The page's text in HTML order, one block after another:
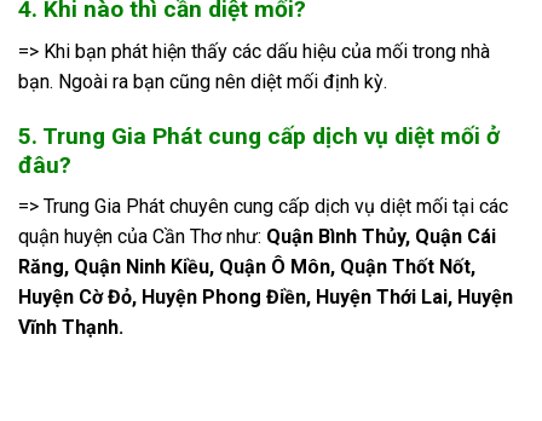
4. Khi nào thì cần diệt mối?
=> Khi bạn phát hiện thấy các dấu hiệu của mối trong nhà
bạn. Ngoài ra bạn cũng nên diệt mối định kỳ.
5. Trung Gia Phát cung cấp dịch vụ diệt mối ở
đâu?
=> Trung Gia Phát chuyên cung cấp dịch vụ diệt mối tại các
quận huyện của Cần Thơ như: Quận Bình Thủy, Quận Cái
Răng, Quận Ninh Kiều, Quận Ô Môn, Quận Thốt Nốt,
Huyện Cờ Đỏ, Huyện Phong Điền, Huyện Thới Lai, Huyện
Vĩnh Thạnh.